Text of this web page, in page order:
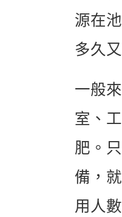
源在
多久
一般
室、
肥。
備，
用人